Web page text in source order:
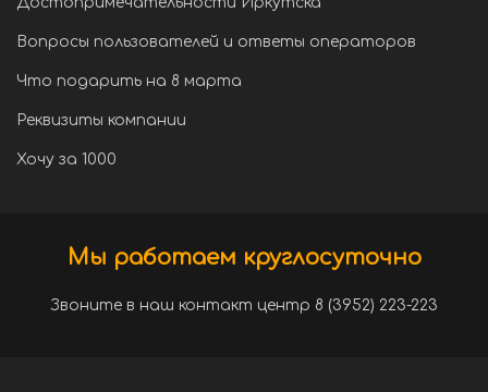
Вопросы пользователей и ответы операторов
Что подарить на 8 марта
Реквизиты компании
Хочу за 1000
Мы работаем круглосуточно
Звоните в наш контакт центр 8 (3952) 223-223